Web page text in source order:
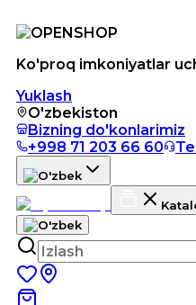
Ko'proq imkoniyatlar
Yuklash
O'zbekiston
Bizning do'konlarimiz
+998 71 203 66 60